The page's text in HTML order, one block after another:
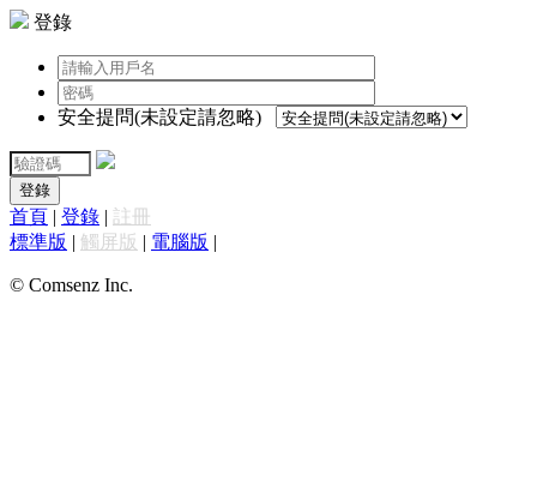
登錄
安全提問(未設定請忽略)
登錄
首頁 | 登錄 | 註冊
標準版 | 觸屏版 | 電腦版 |
© Comsenz Inc.